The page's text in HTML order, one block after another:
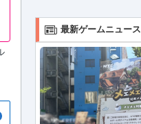
最新ゲームニュース